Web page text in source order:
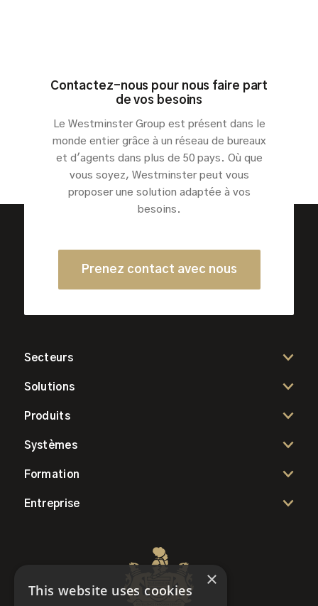
Contactez-nous pour nous faire part
de vos besoins
Le Westminster Group est présent dans le
monde entier grâce à un réseau de bureaux
et d'agents dans plus de 50 pays. Où que
vous soyez, Westminster peut vous
proposer une solution adaptée à vos
besoins.
Prenez contact avec nous
Secteurs
Solutions
Produits
Systèmes
Formation
Entreprise
×
This website uses cookies